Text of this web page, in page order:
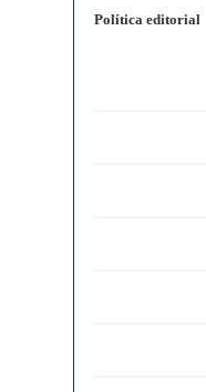
Política editorial